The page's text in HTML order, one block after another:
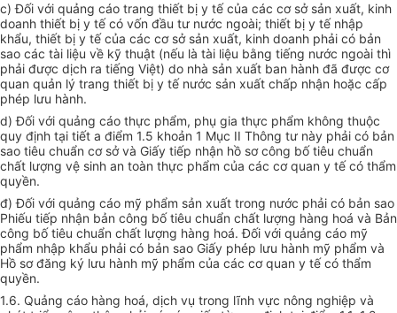
c) Đối với quảng cáo trang thiết bị y tế của các cơ sở sản xuất, kinh
doanh thiết bị y tế có vốn đầu tư nước ngoài; thiết bị y tế nhập
khẩu, thiết bị y tế của các cơ sở sản xuất, kinh doanh phải có bản
sao các tài liệu về kỹ thuật (nếu là tài liệu bằng tiếng nước ngoài thì
phải được dịch ra tiếng Việt) do nhà sản xuất ban hành đã được cơ
quan quản lý trang thiết bị y tế nước sản xuất chấp nhận hoặc cấp
phép lưu hành.
d) Đối với quảng cáo thực phẩm, phụ gia thực phẩm không thuộc
quy định tại tiết a điểm 1.5 khoản 1 Mục II Thông tư này phải có bản
sao tiêu chuẩn cơ sở và Giấy tiếp nhận hồ sơ công bố tiêu chuẩn
chất lượng vệ sinh an toàn thực phẩm của các cơ quan y tế có thẩm
quyền.
đ) Đối với quảng cáo mỹ phẩm sản xuất trong nước phải có bản sao
Phiếu tiếp nhận bản công bố tiêu chuẩn chất lượng hàng hoá và Bản
công bố tiêu chuẩn chất lượng hàng hoá. Đối với quảng cáo mỹ
phẩm nhập khẩu phải có bản sao Giấy phép lưu hành mỹ phẩm và
Hồ sơ đăng ký lưu hành mỹ phẩm của các cơ quan y tế có thẩm
quyền.
1.6. Quảng cáo hàng hoá, dịch vụ trong lĩnh vực nông nghiệp và